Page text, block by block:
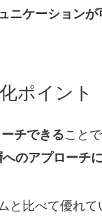
ニケーションが
ポイント
チできること
のアプローチ
比べて優れ